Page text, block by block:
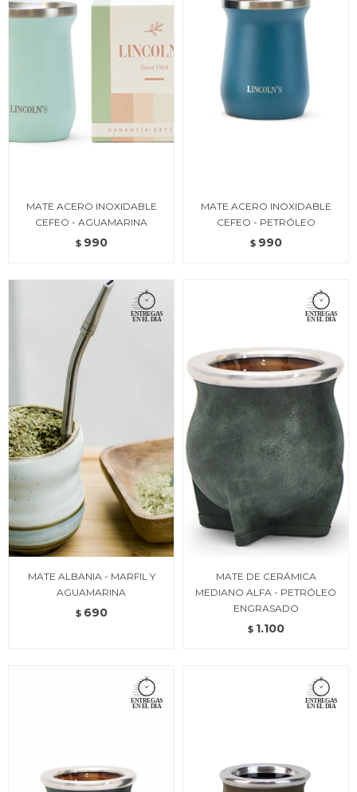
MATE ACERO INOXIDABLE
CEFEO - AGUAMARINA
$ 990
MATE ACERO INOXIDABLE
CEFEO - PETRÓLEO
$ 990
MATE ALBANIA - MARFIL Y
AGUAMARINA
$ 690
MATE DE CERÁMICA
MEDIANO ALFA - PETRÓLEO
ENGRASADO
$ 1.100